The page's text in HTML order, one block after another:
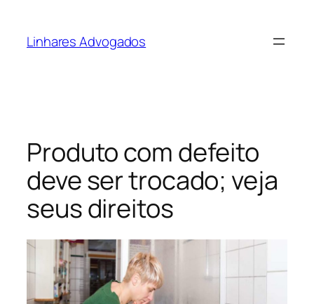
Linhares Advogados
Produto com defeito
deve ser trocado; veja
seus direitos